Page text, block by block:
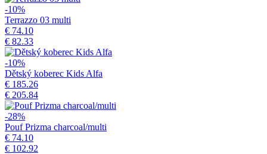
-10%
Terrazzo 03 multi
€ 74.10
€ 82.33
-10%
Dětský koberec Kids Alfa
€ 185.26
€ 205.84
-28%
Pouf Prizma charcoal/multi
€ 74.10
€ 102.92